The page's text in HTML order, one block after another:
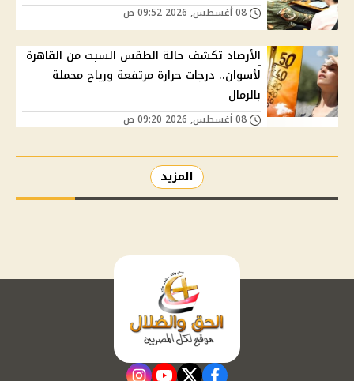
الأرصاد تكشف حالة الطقس السبت من القاهرة
لأسوان.. درجات حرارة مرتفعة ورياح محملة
بالرمال
المزيد